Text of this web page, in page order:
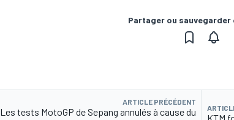
Partager ou
ARTICLE PRÉCÉDENT
Les tests MotoGP de Sepang annulés à cause du